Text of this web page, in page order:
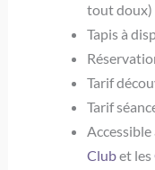
tout doux)
Tapis à
Tarif
Tarif
Accessible
Clubet les